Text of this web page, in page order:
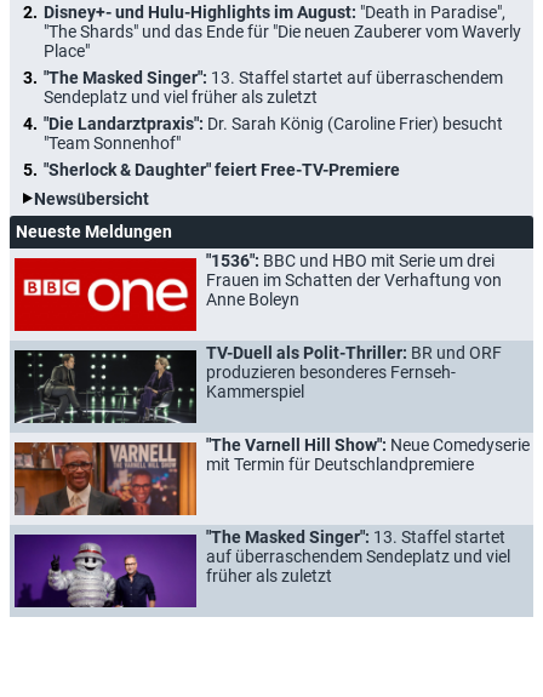
Disney+- und Hulu-Highlights im August: "Death in Paradise",
"The Shards" und das Ende für "Die neuen Zauberer vom Waverly
Place"
"The Masked Singer": 13. Staffel startet auf überraschendem
Sendeplatz und viel früher als zuletzt
"Die Landarztpraxis": Dr. Sarah König (Caroline Frier) besucht
"Team Sonnenhof"
"Sherlock & Daughter" feiert Free-TV-Premiere
Newsübersicht
Neueste Meldungen
"1536": BBC und HBO mit Serie um drei
Frauen im Schatten der Verhaftung von
Anne Boleyn
TV-Duell als Polit-Thriller: BR und ORF
produzieren besonderes Fernseh-
Kammerspiel
"The Varnell Hill Show": Neue Comedyserie
mit Termin für Deutschlandpremiere
"The Masked Singer": 13. Staffel startet
auf überraschendem Sendeplatz und viel
früher als zuletzt